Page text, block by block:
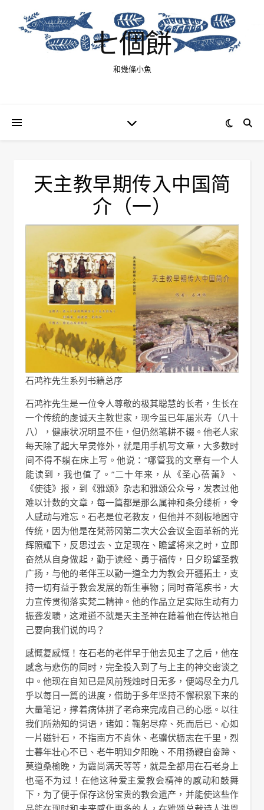
七個餅
和幾條小魚
天主教早期传入中国简
介（一）
石鸿祚先生系列书籍总序
石鸿祚先生是一位令人尊敬的极其聪慧的长者，生长在
一个传统的虔诚天主教世家，现今虽已年届米寿（八十
八），健康状况明显不佳，但仍然笔耕不辍。他老人家
每天除了起大早灵修外，就是用手机写文章，大多数时
间不得不躺在床上写。他说：“哪管我的文章有一个人
能读到，我也值了。”二十年来，从《圣心蓓蕾》、
《使徒》报，到《雅颂》杂志和雅颂公众号，发表过他
难以计数的文章，每一篇都是那么属神和条分缕析，令
人感动与难忘。石老是位老教友，但他并不刻板地固守
传统，因为他是在梵蒂冈第二次大公会议全面革新的光
辉照耀下，反思过去、立足现在、瞻望将来之时，立即
奋然从自身做起，勤于读经、勇于福传，日夕盼望圣教
广扬，与他的老伴王以勤一道全力为教会开疆拓土，支
持一切有益于教会发展的新生事物；同时奋笔疾书，大
力宣传贯彻落实梵二精神。他的作品立足实际生动有力
振聋发聩，这难道不就是天主圣神在藉着他在传达祂自
己要向我们说的吗？
感慨复感慨！在石老的老伴早于他去见主了之后，他在
感念与悲伤的同时，完全投入到了与上主的神交密谈之
中。他现在自知已是风前残烛时日无多，便竭尽全力几
乎以每日一篇的进度，借助于多年坚持不懈积累下来的
大量笔记，撑着病体拼了老命来完成自己的心愿。以往
我们所熟知的词语，诸如：鞠躬尽瘁、死而后已、心如
一片磁针石，不指南方不肯休、老骥伏枥志在千里，烈
士暮年壮心不已、老牛明知夕阳晚、不用扬鞭自奋蹄、
莫道桑榆晚，为霞尚满天等等，就是全都用在石老身上
也毫不为过！在他这种爱主爱教会精神的感动和鼓舞
下，为了便于保存这份宝贵的教会遗产，并能使这些作